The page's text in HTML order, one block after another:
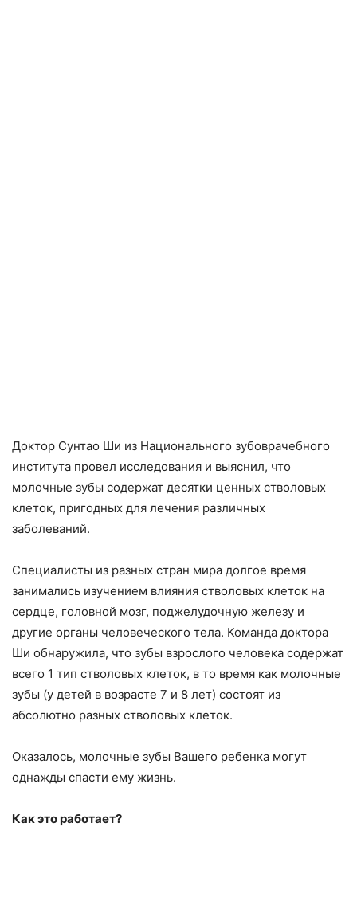
Доктор Сунтао Ши из Национального зубоврачебного
института провел исследования и выяснил, что
молочные зубы содержат десятки ценных стволовых
клеток, пригодных для лечения различных
заболеваний.
Специалисты из разных стран мира долгое время
занимались изучением влияния стволовых клеток на
сердце, головной мозг, поджелудочную железу и
другие органы человеческого тела. Команда доктора
Ши обнаружила, что зубы взрослого человека содержат
всего 1 тип стволовых клеток, в то время как молочные
зубы (у детей в возрасте 7 и 8 лет) состоят из
абсолютно разных стволовых клеток.
Оказалось, молочные зубы Вашего ребенка могут
однажды спасти ему жизнь.
Как это работает?